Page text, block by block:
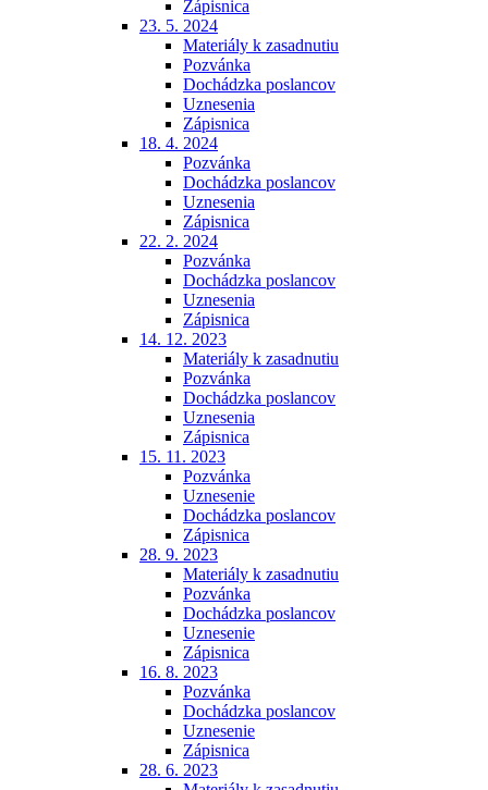
Zápisnica
23. 5. 2024
Materiály k zasadnutiu
Pozvánka
Dochádzka poslancov
Uznesenia
Zápisnica
18. 4. 2024
Pozvánka
Dochádzka poslancov
Uznesenia
Zápisnica
22. 2. 2024
Pozvánka
Dochádzka poslancov
Uznesenia
Zápisnica
14. 12. 2023
Materiály k zasadnutiu
Pozvánka
Dochádzka poslancov
Uznesenia
Zápisnica
15. 11. 2023
Pozvánka
Uznesenie
Dochádzka poslancov
Zápisnica
28. 9. 2023
Materiály k zasadnutiu
Pozvánka
Dochádzka poslancov
Uznesenie
Zápisnica
16. 8. 2023
Pozvánka
Dochádzka poslancov
Uznesenie
Zápisnica
28. 6. 2023